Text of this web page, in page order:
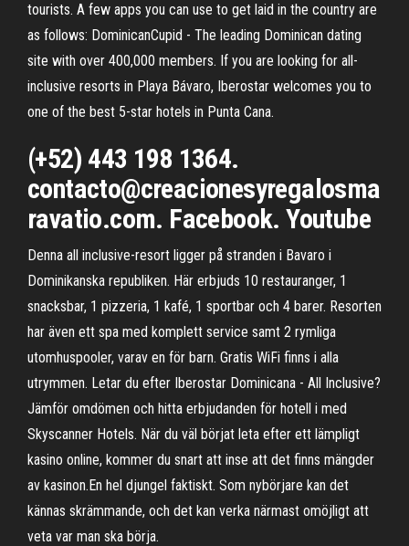
tourists. A few apps you can use to get laid in the country are
as follows: DominicanCupid - The leading Dominican dating
site with over 400,000 members. If you are looking for all-
inclusive resorts in Playa Bávaro, Iberostar welcomes you to
one of the best 5-star hotels in Punta Cana.
(+52) 443 198 1364.
contacto@creacionesyregalosma
ravatio.com. Facebook. Youtube
Denna all inclusive-resort ligger på stranden i Bavaro i
Dominikanska republiken. Här erbjuds 10 restauranger, 1
snacksbar, 1 pizzeria, 1 kafé, 1 sportbar och 4 barer. Resorten
har även ett spa med komplett service samt 2 rymliga
utomhuspooler, varav en för barn. Gratis WiFi finns i alla
utrymmen. Letar du efter Iberostar Dominicana - All Inclusive?
Jämför omdömen och hitta erbjudanden för hotell i med
Skyscanner Hotels. När du väl börjat leta efter ett lämpligt
kasino online, kommer du snart att inse att det finns mängder
av kasinon.En hel djungel faktiskt. Som nybörjare kan det
kännas skrämmande, och det kan verka närmast omöjligt att
veta var man ska börja.